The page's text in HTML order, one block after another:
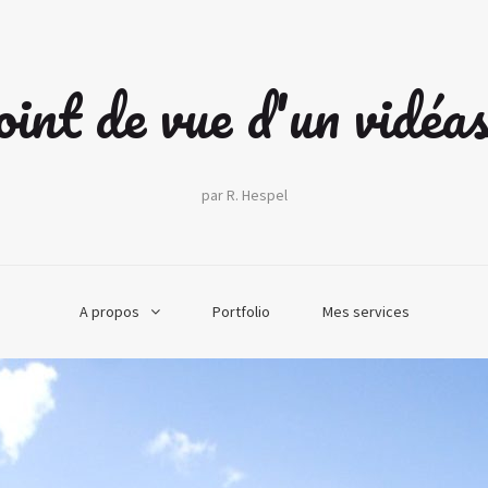
de vue d'un
par R. Hespel
A propos Portfolio Mes services